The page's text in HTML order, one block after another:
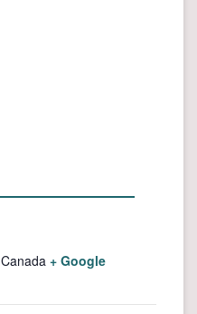
Canada + Google